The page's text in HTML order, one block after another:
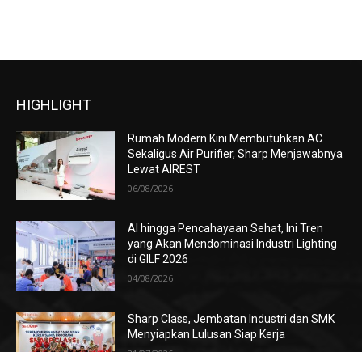
HIGHLIGHT
Rumah Modern Kini Membutuhkan AC
Sekaligus Air Purifier, Sharp Menjawabnya
Lewat AIREST
06/08/2026
AI hingga Pencahayaan Sehat, Ini Tren
yang Akan Mendominasi Industri Lighting
di GILF 2026
04/08/2026
Sharp Class, Jembatan Industri dan SMK
Menyiapkan Lulusan Siap Kerja